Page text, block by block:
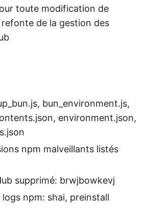
toute modification de
de la gestion des
bun_environment.js,
environment.json,
npm malveillants listés
supprimé: brwjbowkevj
logs npm: shai, preinstall